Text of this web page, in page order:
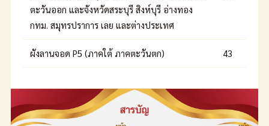
ตะวันออก และจังหวัดสระบุรี สิงห์บุรี อ่างทอง
กทม. สมุทรปราการ เลย และต่างประเทศ
ผังลานจอด P5 (ภาคใต้ ภาคตะวันตก) 43